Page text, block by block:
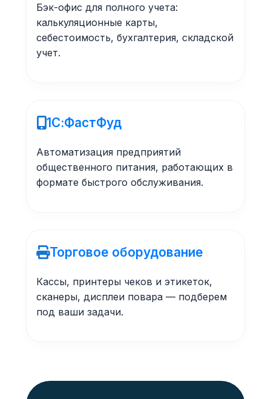
Бэк-офис для полного учета:
калькуляционные карты,
себестоимость, бухгалтерия, складской
учет.
1С:ФастФуд
Автоматизация предприятий
общественного питания, работающих в
формате быстрого обслуживания.
Торговое оборудование
Кассы, принтеры чеков и этикеток,
сканеры, дисплеи повара — подберем
под ваши задачи.